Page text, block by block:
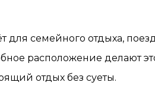
для семейного отдыха,
расположение делают
отдых без суеты.